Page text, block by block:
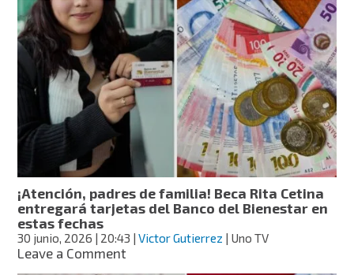
4
mil
300
becas
en
León;
éstos
son
los
montos
para
cada
nivel
escolar
¡Atención, padres de familia! Beca Rita Cetina
entregará tarjetas del Banco del Bienestar en
estas fechas
30 junio, 2026 | 20:43 |Victor Gutierrez | Uno TV
Leave a Commenton